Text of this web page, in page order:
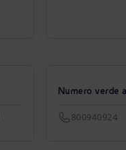
Numero verde
800940924